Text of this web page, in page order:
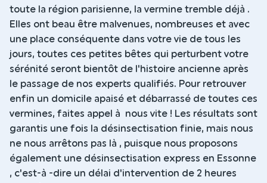
toute la région parisienne, la vermine tremble déjà .
Elles ont beau être malvenues, nombreuses et avec
une place conséquente dans votre vie de tous les
jours, toutes ces petites bêtes qui perturbent votre
sérénité seront bientôt de l'histoire ancienne après
le passage de nos experts qualifiés. Pour retrouver
enfin un domicile apaisé et débarrassé de toutes ces
vermines, faites appel à nous vite ! Les résultats sont
garantis une fois la désinsectisation finie, mais nous
ne nous arrêtons pas là , puisque nous proposons
également une désinsectisation express en Essonne
, c'est-à -dire un délai d'intervention de 2 heures